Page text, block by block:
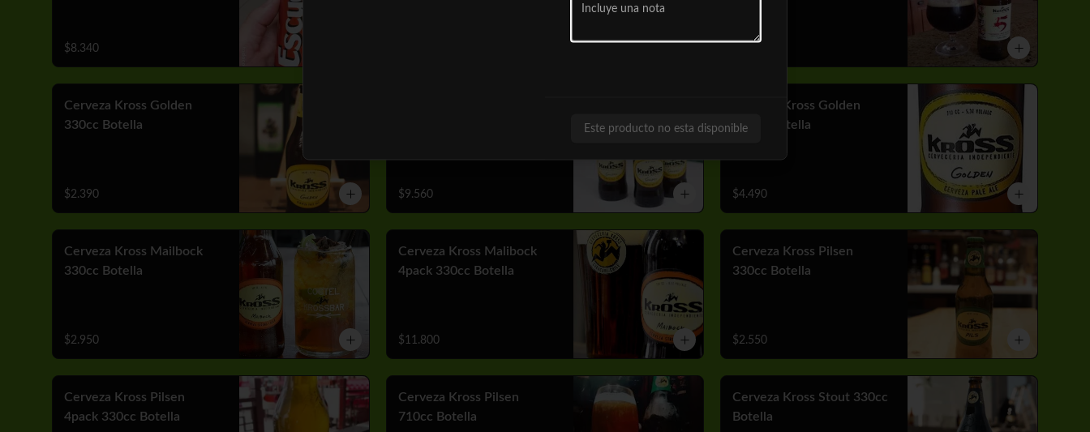
$8.340
Cerveza Kross Golden
330cc Botella
$2.390 $9.560
Cerveza Kross Golden
710cc Botella
$4.490
Cerveza Kross Mailbock
330cc Botella
$2.950
Cerveza Kross Malibock
4pack 330cc Botella
$11.800
Cerveza Kross Pilsen
330cc Botella
$2.550
Cerveza Kross Pilsen
4pack 330cc Botella
Cerveza Kross Pilsen
710cc Botella
Cerveza Kross Stout 330cc
Botella
Este producto no esta disponible